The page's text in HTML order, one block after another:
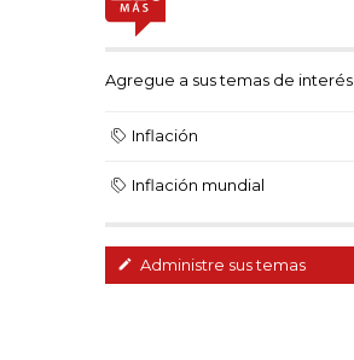
Agregue a sus temas de interés
Inflación
Inflación mundial
Administre sus temas